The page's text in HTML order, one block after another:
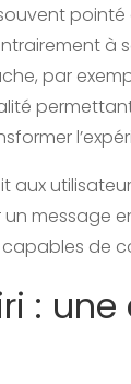
à
par
message
de
: